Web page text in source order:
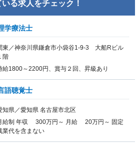
る求人をチェック！
学療法士
東／神奈川県鎌倉市小袋谷1-9-3 大船Rビル
階
給1800～2200円、賞与２回、昇級あり
語聴覚士
知県／愛知県 名古屋市北区
給制 年収 300万円～ 月給 20万円～ 固定
業代を含まない